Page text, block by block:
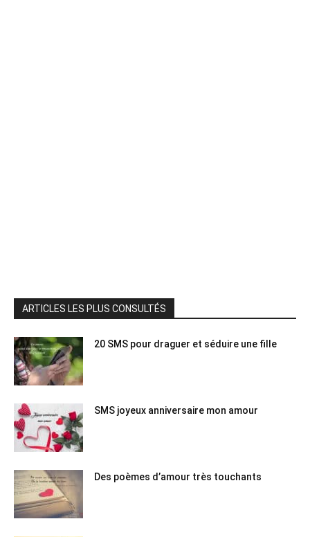
ARTICLES LES PLUS CONSULTÉS
20 SMS pour draguer et séduire une fille
SMS joyeux anniversaire mon amour
Des poèmes d’amour très touchants